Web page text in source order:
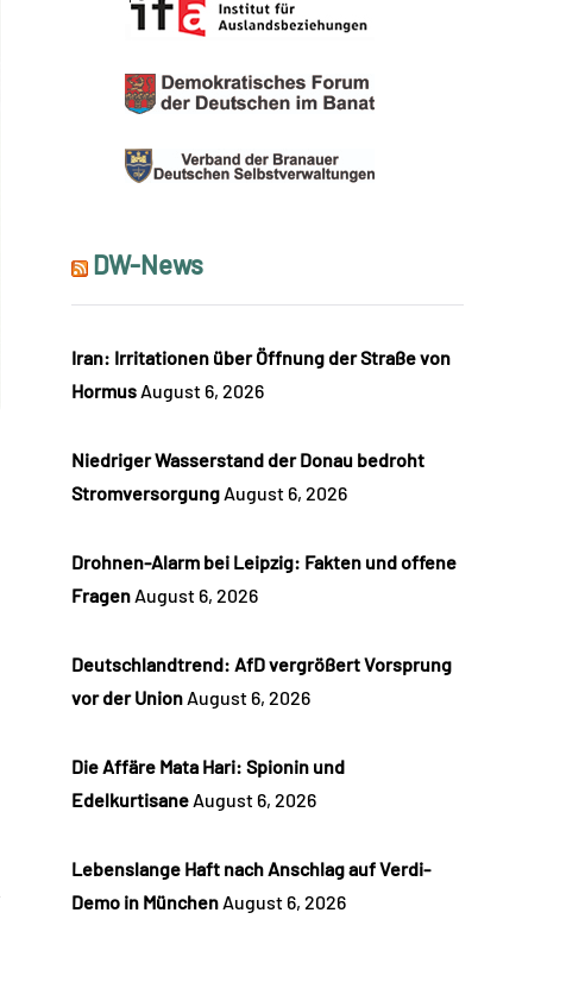
DW-News
Iran: Irritationen über Öffnung der Straße von
Hormus August 6, 2026
Niedriger Wasserstand der Donau bedroht
Stromversorgung August 6, 2026
Drohnen-Alarm bei Leipzig: Fakten und offene
Fragen August 6, 2026
Deutschlandtrend: AfD vergrößert Vorsprung
vor der Union August 6, 2026
Die Affäre Mata Hari: Spionin und
Edelkurtisane August 6, 2026
Lebenslange Haft nach Anschlag auf Verdi-
Demo in München August 6, 2026